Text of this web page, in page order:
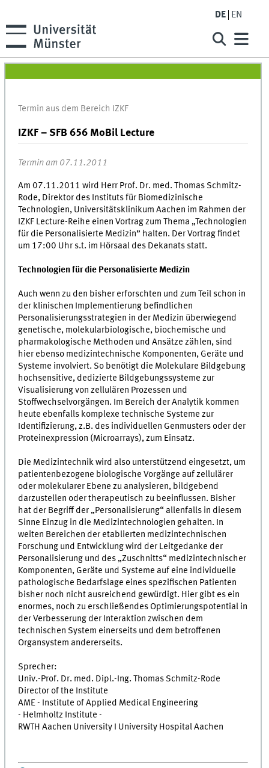
DE EN
Termin aus dem Bereich IZKF
IZKF – SFB 656 MoBil Lecture
Termin am 07.11.2011
Am 07.11.2011 wird Herr Prof. Dr. med. Thomas Schmitz-
Rode, Direktor des Instituts für Biomedizinische
Technologien, Universitätsklinikum Aachen im Rahmen der
IZKF Lecture-Reihe einen Vortrag zum Thema „Technologien
für die Personalisierte Medizin” halten. Der Vortrag findet
um 17:00 Uhr s.t. im Hörsaal des Dekanats statt.
Technologien für die Personalisierte Medizin
Auch wenn zu den bisher erforschten und zum Teil schon in
der klinischen Implementierung befindlichen
Personalisierungsstrategien in der Medizin überwiegend
genetische, molekularbiologische, biochemische und
pharmakologische Methoden und Ansätze zählen, sind
hier ebenso medizintechnische Komponenten, Geräte und
Systeme involviert. So benötigt die Molekulare Bildgebung
hochsensitive, dedizierte Bildgebungssysteme zur
Visualisierung von zellulären Prozessen und
Stoffwechselvorgängen. Im Bereich der Analytik kommen
heute ebenfalls komplexe technische Systeme zur
Identifizierung, z.B. des individuellen Genmusters oder der
Proteinexpression (Microarrays), zum Einsatz.
Die Medizintechnik wird also unterstützend eingesetzt, um
patientenbezogene biologische Vorgänge auf zellulärer
oder molekularer Ebene zu analysieren, bildgebend
darzustellen oder therapeutisch zu beeinflussen. Bisher
hat der Begriff der „Personalisierung“ allenfalls in diesem
Sinne Einzug in die Medizintechnologien gehalten. In
weiten Bereichen der etablierten medizintechnischen
Forschung und Entwicklung wird der Leitgedanke der
Personalisierung und des „Zuschnitts“ medizintechnischer
Komponenten, Geräte und Systeme auf eine individuelle
pathologische Bedarfslage eines spezifischen Patienten
bisher noch nicht ausreichend gewürdigt. Hier gibt es ein
enormes, noch zu erschließendes Optimierungspotential in
der Verbesserung der Interaktion zwischen dem
technischen System einerseits und dem betroffenen
Organsystem andererseits.
Sprecher:
Univ.-Prof. Dr. med. Dipl.-Ing. Thomas Schmitz-Rode
Director of the Institute
AME - Institute of Applied Medical Engineering
- Helmholtz Institute -
RWTH Aachen University I University Hospital Aachen